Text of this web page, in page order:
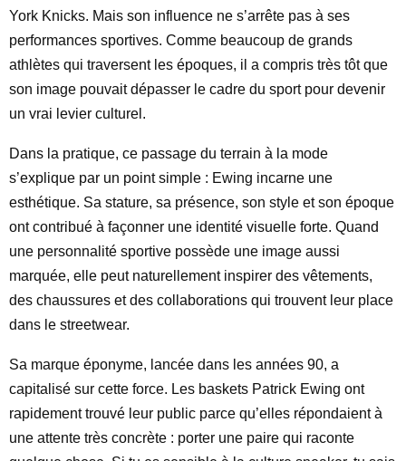
York Knicks. Mais son influence ne s’arrête pas à ses
performances sportives. Comme beaucoup de grands
athlètes qui traversent les époques, il a compris très tôt que
son image pouvait dépasser le cadre du sport pour devenir
un vrai levier culturel.
Dans la pratique, ce passage du terrain à la mode
s’explique par un point simple : Ewing incarne une
esthétique. Sa stature, sa présence, son style et son époque
ont contribué à façonner une identité visuelle forte. Quand
une personnalité sportive possède une image aussi
marquée, elle peut naturellement inspirer des vêtements,
des chaussures et des collaborations qui trouvent leur place
dans le streetwear.
Sa marque éponyme, lancée dans les années 90, a
capitalisé sur cette force. Les baskets Patrick Ewing ont
rapidement trouvé leur public parce qu’elles répondaient à
une attente très concrète : porter une paire qui raconte